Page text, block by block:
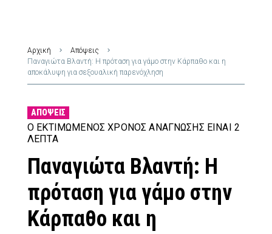
Αρχική
Απόψεις
Παναγιώτα Βλαντή: Η πρόταση για γάμο στην Κάρπαθο και η
αποκάλυψη για σεξουαλική παρενόχληση
ΑΠΌΨΕΙΣ
Ο ΕΚΤΙΜΏΜΕΝΟΣ ΧΡΌΝΟΣ ΑΝΆΓΝΩΣΗΣ ΕΊΝΑΙ 2
ΛΕΠΤΆ
Παναγιώτα Βλαντή: Η
πρόταση για γάμο στην
Κάρπαθο και η